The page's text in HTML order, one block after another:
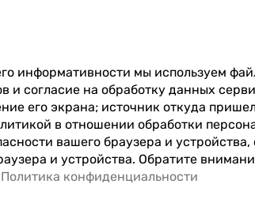
информативности мы используем
и согласие на обработку данных
его экрана; источник откуда
в отношении обработки
вашего браузера и
и устройства. Обратите
Политика конфиденциальности